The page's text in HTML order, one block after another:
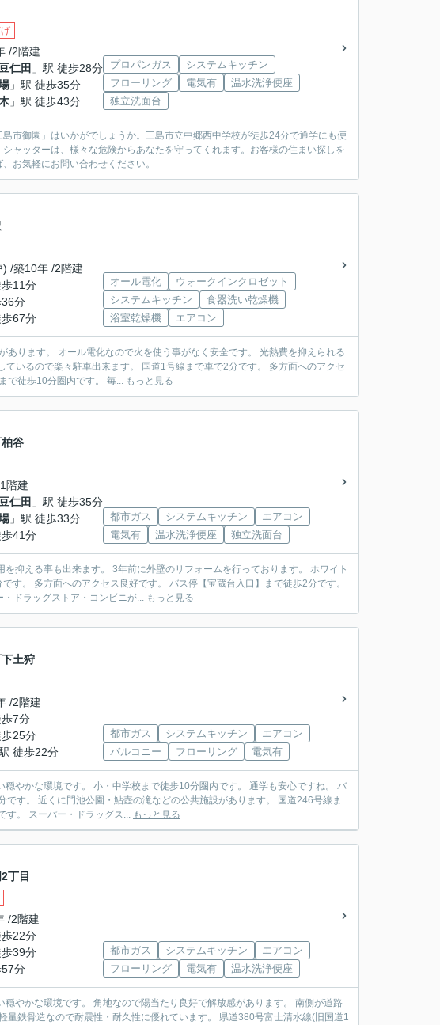
/2階建
仁田 」駅 徒歩28分
」駅 徒歩35分
」駅 徒歩43分
プロパンガス
システムキッチン
フローリング
電気有
温水洗浄便座
独立洗面台
市御園」はいかがでしょうか。三島市立中郷西中学校が徒歩24分で通学にも便
ャッターは、様々な危険からあなたを守ってくれます。お客様の住まい探しを
お気軽にお問い合わせください。
/築10年 /2階建
歩11分
36分
歩67分
オール電化
ウォークインクロゼット
システムキッチン
食器洗い乾燥機
浴室乾燥機
エアコン
日のお出掛けに便利です。 小・中学校まで徒歩10分圏内です。 毎... もっと見る
谷
階建
仁田 」駅 徒歩35分
」駅 徒歩33分
歩41分
都市ガス システムキッチン
エアコン
電気有
温水洗浄便座 独立洗面台
フォームを行っております。 ホワイト
通学も安心ですね。 近くにスーパー・ドラッグストア・コンビニが... もっと見る
土狩
/2階建
歩7分
歩25分
徒歩22分
都市ガス システムキッチン
エアコン
バルコニー
フローリング 電気有
内です。 通学も安心ですね。 バ
で車で5分・池田柊線まで車で3分です。 市街地までのアクセス良好です。 スーパー・ドラッグス... もっと見る
丁目
/2階建
歩22分
歩39分
57分
都市ガス システムキッチン
エアコン
フローリング
電気有 温水洗浄便座
解放感があります。 南側が道路